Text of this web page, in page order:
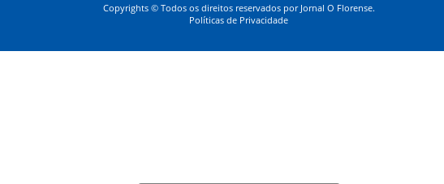
Copyrights © Todos os direitos reservados por Jornal O Florense.
Políticas de Privacidade